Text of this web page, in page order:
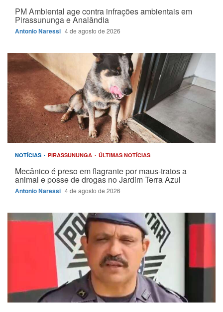
PM Ambiental age contra infrações ambientais em
Pirassununga e Analândia
Antonio Naressi 4 de agosto de 2026
NOTÍCIAS PIRASSUNUNGA ÚLTIMAS NOTÍCIAS
Mecânico é preso em flagrante por maus-tratos a
animal e posse de drogas no Jardim Terra Azul
Antonio Naressi 4 de agosto de 2026